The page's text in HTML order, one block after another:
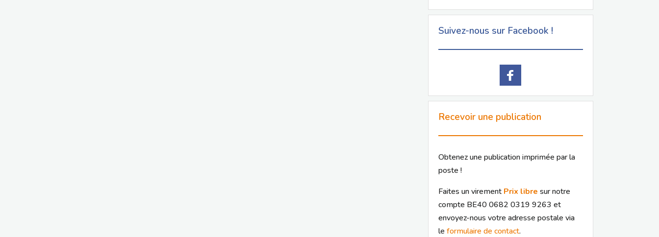
Suivez-nous sur Facebook !
Recevoir une publication
Obtenez une publication imprimée par la
poste !
Faites un virement Prix libre sur notre
compte BE40 0682 0319 9263 et
envoyez-nous votre adresse postale via
le formulaire de contact.